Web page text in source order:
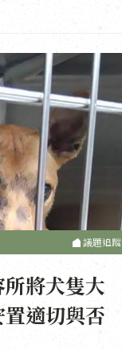
議題追蹤
所將犬隻大
適切與否